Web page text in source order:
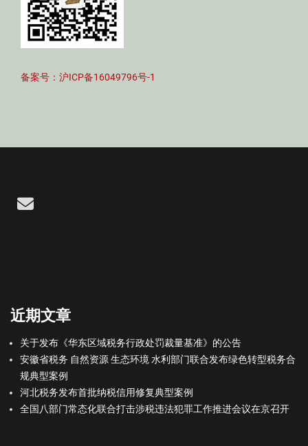
备案号：沪ICP备16049796号-1
Email
近期文章
关于发布《华东区域税务行政处罚裁量基准》的公告
安徽省税务 自然资源 生态环境 水利部门联合发布绿色转型税务合
规典型案例
河北税务发布首批纳税信用修复典型案例
全国八部门常态化联合打击涉税违法犯罪工作推进会议在京召开